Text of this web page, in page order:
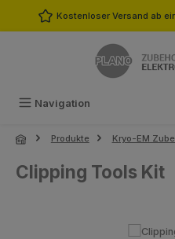
Zum Hauptinhalt springen
Kostenloser Versand ab
Navigation
Produkte Kryo-EM
Clipping Tools Kit